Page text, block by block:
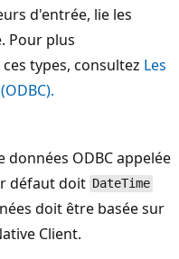
d'entrée, lie les
Pour plus
types, consultez Les
données ODBC appelée
défaut doit DateTime
doit être basée sur
Client.